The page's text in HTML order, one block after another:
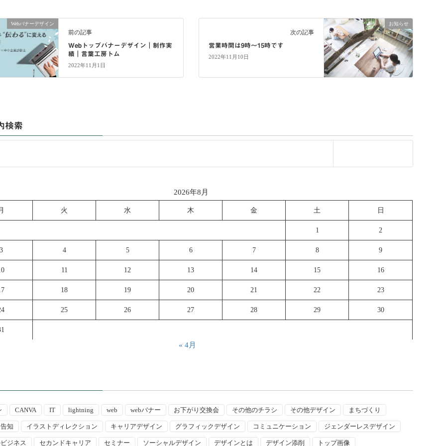
Webバナーデザイン
前の記事
Webトップバナーデザイン｜制作実
績｜言葉工房トム
2022年11月1日
お知らせ
次の記事
営業時間は9時〜15時です
2022年11月10日
検索
2026年8月
火 水 木 金 土 日
1 2
4 5 6 7 8 9
11 12 13 14 15 16
18 19 20 21 22 23
25 26 27 28 29 30
« 4月
CANVA IT lightning web webバナー お下がり交換会 その他のチラシ その他デザイン まちづくり
知 イラストディレクション キャリアデザイン グラフィックデザイン コミュニケーション ジェンダーレスデザイン
ジネス セカンドキャリア セミナー ソーシャルデザイン デザインとは デザイン添削 トップ画像